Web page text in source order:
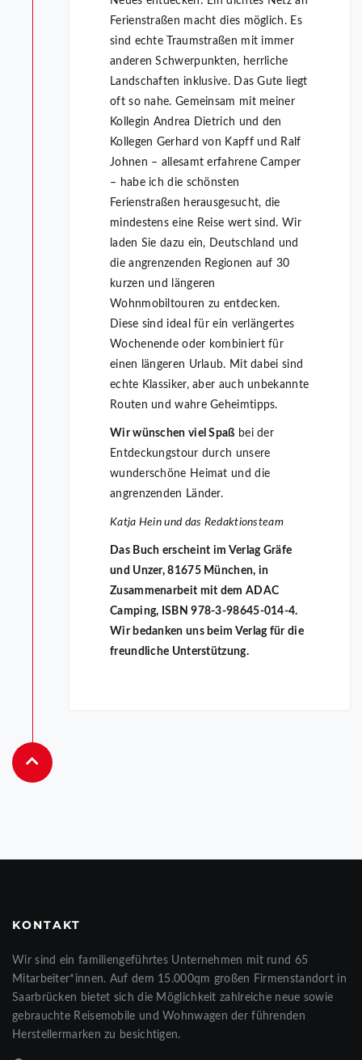
Ferienstraßen macht dies möglich. Es
sind echte Traumstraßen mit immer
anderen Schwerpunkten, herrliche
Landschaften inklusive. Das Gute liegt
oft so nahe. Gemeinsam mit meiner
Kollegin Andrea Dietrich und den
Kollegen Gerhard von Kapff und Ralf
Johnen – allesamt erfahrene Camper
– habe ich die schönsten
Ferienstraßen herausgesucht, die
mindestens eine Reise wert sind. Wir
laden Sie dazu ein, Deutschland und
die angrenzenden Regionen auf 30
kurzen und längeren
Wohnmobiltouren zu entdecken.
Diese sind ideal für ein verlängertes
Wochenende oder kombiniert für
einen längeren Urlaub. Mit dabei sind
echte Klassiker, aber auch unbekannte
Routen und wahre Geheimtipps.
Wir wünschen viel Spaß bei der
Entdeckungstour durch unsere
wunderschöne Heimat und die
angrenzenden Länder.
Katja Hein und das Redaktionsteam
Das Buch erscheint im Verlag Gräfe
und Unzer, 81675 München, in
Zusammenarbeit mit dem ADAC
Camping, ISBN 978-3-98645-014-4.
Wir bedanken uns beim Verlag für die
freundliche Unterstützung.
KONTAKT
Wir sind ein familiengeführtes Unternehmen mit rund 65
Mitarbeiter*innen. Auf dem 15.000qm großen Firmenstandort in
Saarbrücken bietet sich die Möglichkeit zahlreiche neue sowie
gebrauchte Reisemobile und Wohnwagen der führenden
Herstellermarken zu besichtigen.